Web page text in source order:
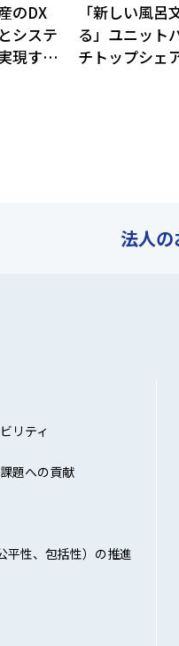
のDX
システ
現する
支援と
「新しい風呂
る」ユニット
チトップシェ
法人の
リティ
題への貢献
平性、包括性）の推進